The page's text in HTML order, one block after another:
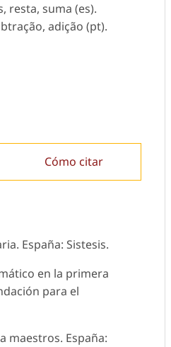
resta, suma (es).
adição (pt).
Cómo citar
España: Sistesis.
en la primera
para el
maestros. España: